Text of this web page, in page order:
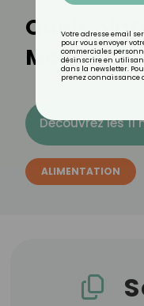
Quels
Découvrez les 11
ALIMENTATION
Votre adresse email
pour vous envoyer
commerciales
désinscrire en
dans la newsletter.
prenez connaissance